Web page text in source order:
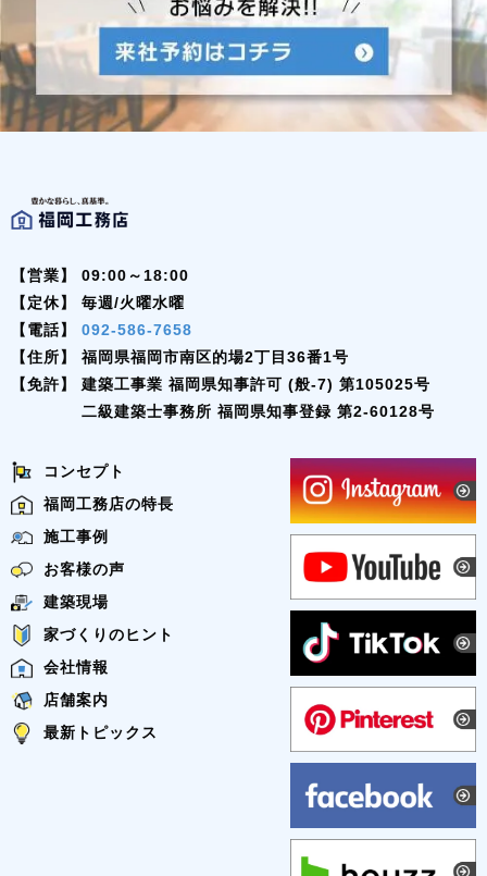
【営業】
09:00～18:00
【定休】
毎週/火曜水曜
【電話】
092-586-7658
【住所】
福岡県福岡市南区的場2丁目36番1号
【免許】
建築工事業 福岡県知事許可 (般-7) 第105025号
二級建築士事務所 福岡県知事登録 第2-60128号
コンセプト
福岡工務店の特長
施工事例
お客様の声
建築現場
家づくりのヒント
会社情報
店舗案内
最新トピックス